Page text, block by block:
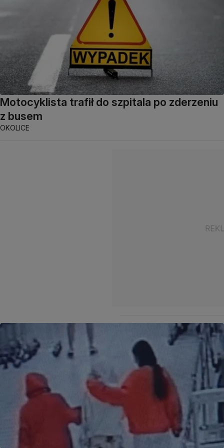
Motocyklista trafił do szpitala po zderzeniu
z busem
OKOLICE